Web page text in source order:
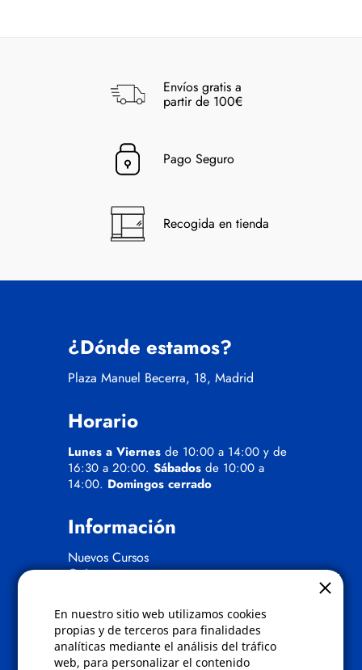
En nuestro sitio web utilizamos cookies
propias y de terceros para finalidades
analíticas mediante el análisis del tráfico
web, para personalizar el contenido
Envíos gratis a
partir de 100€
Pago Seguro
Recogida en tienda
¿Dónde estamos?
Plaza Manuel Becerra, 18, Madrid
Horario
Lunes a Viernes de 10:00 a 14:00 y de
16:30 a 20:00. Sábados de 10:00 a
14:00. Domingos cerrado
Información
Nuevos Cursos
Quienes somos
Políticas
Condiciones de compra